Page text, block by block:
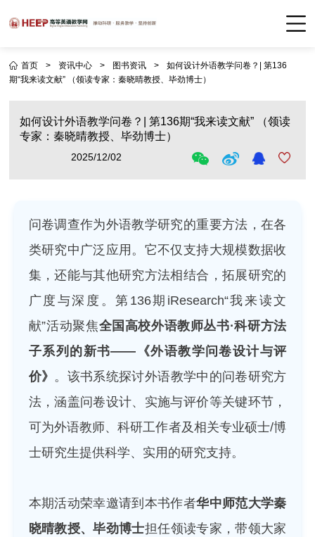
首页 > 资讯中心 > 图书资讯 >
如何设计外语教学问卷？| 第136
期“我来读文献” （领读专家：秦晓晴教授、毕劲博士）
如何设计外语教学问卷？| 第136期“我来读文献” （领读
专家：秦晓晴教授、毕劲博士）
2025/12/02
问卷调查作为外语教学研究的重要方法，在各
类研究中广泛应用。它不仅支持大规模数据收
集，还能与其他研究方法相结合，拓展研究的
广度与深度。第136期iResearch“我来读文
献”活动聚焦全国高校外语教师丛书·科研方法
子系列的新书——《外语教学问卷设计与评
价》 。该书系统探讨外语教学中的问卷研究方
法，涵盖问卷设计、实施与评价等关键环节，
可为外语教师、科研工作者及相关专业硕士/博
士研究生提供科学、实用的研究支持。
本期活动荣幸邀请到本书作者华中师范大学秦
晓晴教授、毕劲博士担任领读专家，带领大家